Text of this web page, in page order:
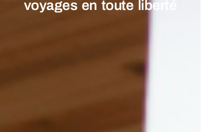
voyages en toute liberté